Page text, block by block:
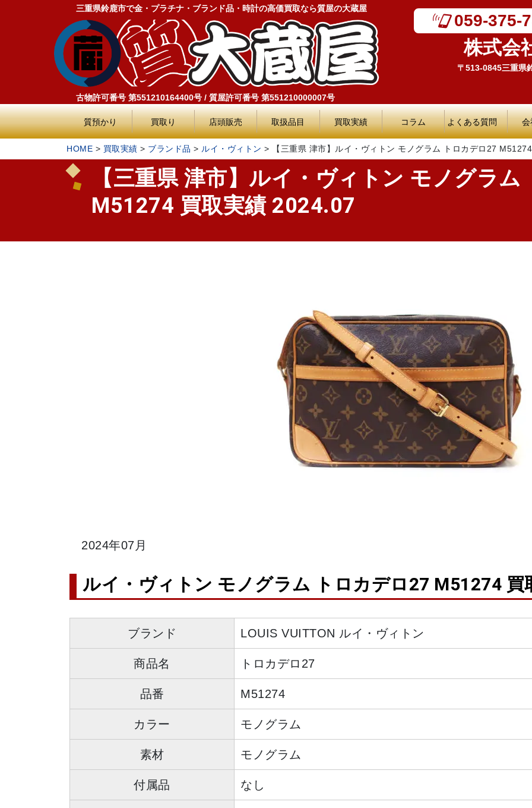
三重県鈴鹿市で金・プラチナ・ブランド品・時計の高価買取なら質屋の大蔵屋
古物許可番号 第551210164400号 / 質屋許可番号 第551210000007号
059-375-
株式会
〒513-0845三重県
質預かり 買取り 店頭販売 取扱品目 買取実績 コラム よくある質問 会
HOME > 買取実績 > ブランド品 > ルイ・ヴィトン > 【三重県 津市】ルイ・ヴィトン モノグラム トロカデロ27
【三重県 津市】ルイ・ヴィトン モノグラ
M51274 買取実績 2024.07
2024年07月
ルイ・ヴィトン モノグラム トロカデロ27 M51274 買
ブランド LOUIS VUITTON ルイ・ヴィトン
商品名 トロカデロ27
品番 M51274
カラー モノグラム
素材 モノグラム
付属品 なし